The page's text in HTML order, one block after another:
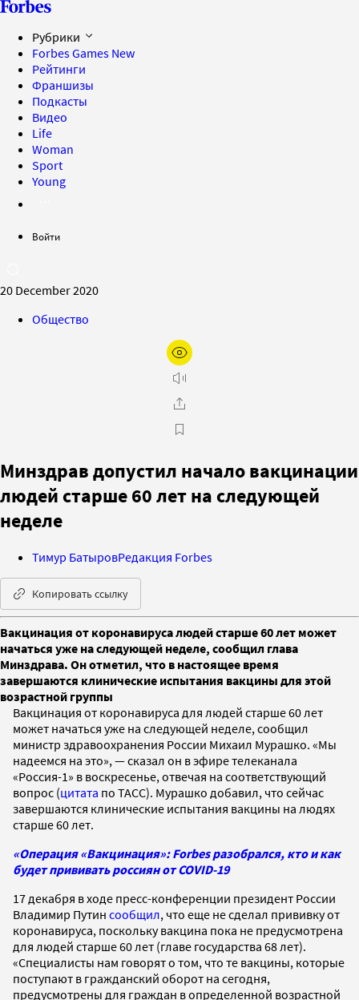
Рубрики
Forbes Games New
Рейтинги
Франшизы
Подкасты
Видео
Life
Woman
Sport
Young
Войти
20 December 2020
Общество
Минздрав допустил начало вакцинации
людей старше 60 лет на следующей
неделе
Тимур БатыровРедакция Forbes
Копировать ссылку
Вакцинация от коронавируса людей старше 60 лет может
начаться уже на следующей неделе, сообщил глава
Минздрава. Он отметил, что в настоящее время
завершаются клинические испытания вакцины для этой
возрастной группы
Вакцинация от коронавируса для людей старше 60 лет
может начаться уже на следующей неделе, сообщил
министр здравоохранения России Михаил Мурашко. «Мы
надеемся на это», — сказал он в эфире телеканала
«Россия-1» в воскресенье, отвечая на соответствующий
вопрос (цитата по ТАСС). Мурашко добавил, что сейчас
завершаются клинические испытания вакцины на людях
старше 60 лет.
«Операция «Вакцинация»: Forbes разобрался, кто и как
будет прививать россиян от COVID-19
17 декабря в ходе пресс-конференции президент России
Владимир Путин сообщил, что еще не сделал прививку от
коронавируса, поскольку вакцина пока не предусмотрена
для людей старше 60 лет (главе государства 68 лет).
«Специалисты нам говорят о том, что те вакцины, которые
поступают в гражданский оборот на сегодня,
предусмотрены для граждан в определенной возрастной